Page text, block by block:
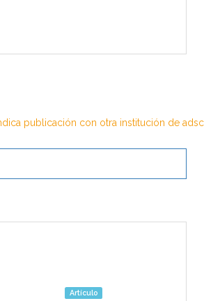
publicación con otra institución de
Artículo